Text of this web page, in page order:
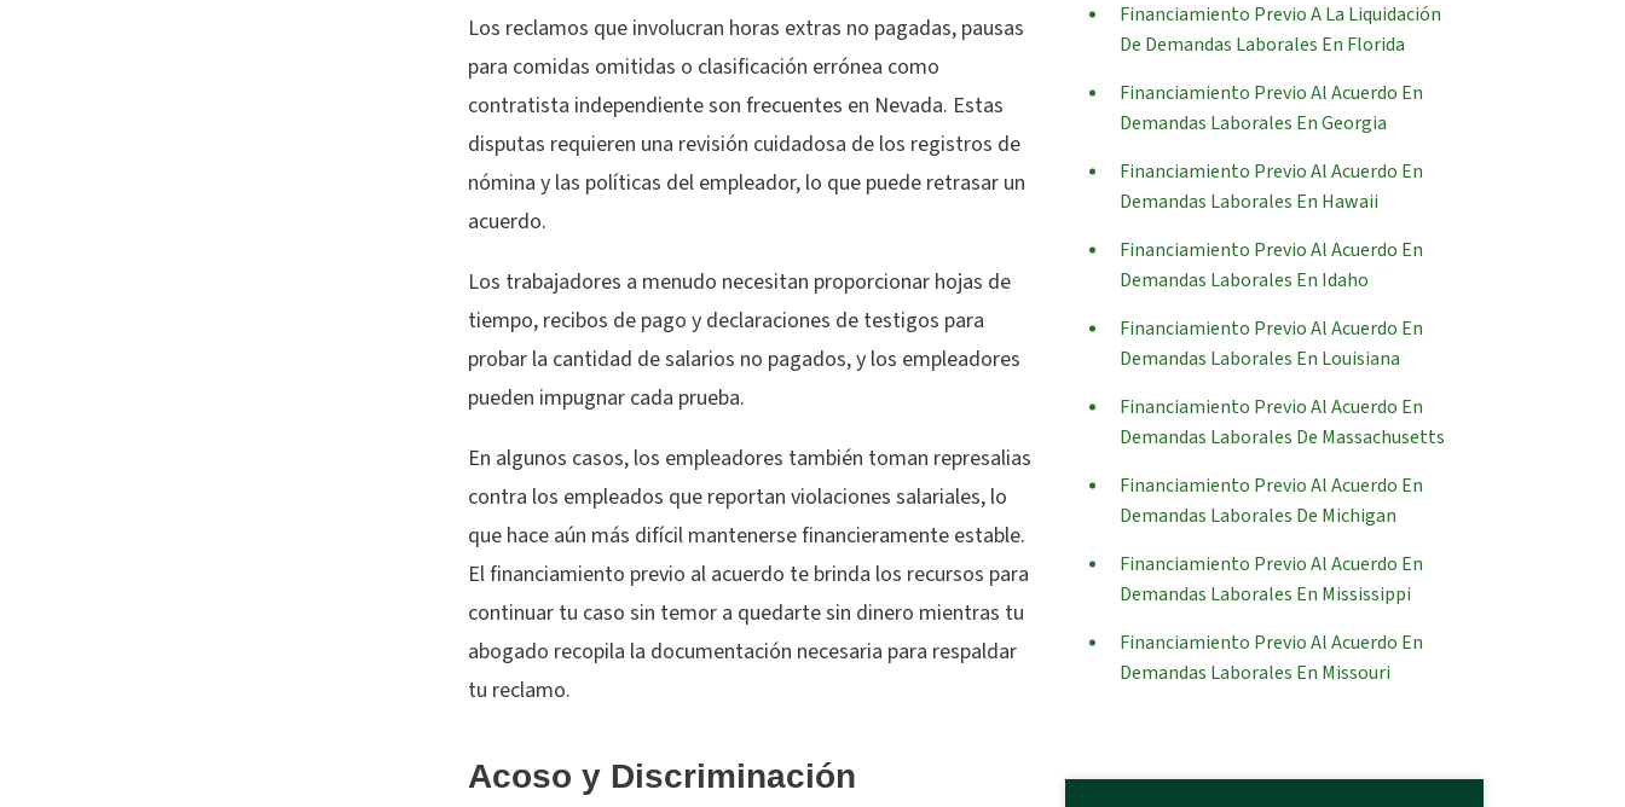
Los reclamos que involucran horas extras no pagadas, pausas
para comidas omitidas o clasificación errónea como
contratista independiente son frecuentes en Nevada. Estas
disputas requieren una revisión cuidadosa de los registros de
nómina y las políticas del empleador, lo que puede retrasar un
acuerdo.
Los trabajadores a menudo necesitan proporcionar hojas de
tiempo, recibos de pago y declaraciones de testigos para
probar la cantidad de salarios no pagados, y los empleadores
pueden impugnar cada prueba.
En algunos casos, los empleadores también toman represalias
contra los empleados que reportan violaciones salariales, lo
que hace aún más difícil mantenerse financieramente estable.
El financiamiento previo al acuerdo te brinda los recursos para
continuar tu caso sin temor a quedarte sin dinero mientras tu
abogado recopila la documentación necesaria para respaldar
tu reclamo.
Acoso y Discriminación
Financiamiento Previo A La Liquidación
De Demandas Laborales En Florida
Financiamiento Previo Al Acuerdo En
Demandas Laborales En Georgia
Financiamiento Previo Al Acuerdo En
Demandas Laborales En Hawaii
Financiamiento Previo Al Acuerdo En
Demandas Laborales En Idaho
Financiamiento Previo Al Acuerdo En
Demandas Laborales En Louisiana
Financiamiento Previo Al Acuerdo En
Demandas Laborales De Massachusetts
Financiamiento Previo Al Acuerdo En
Demandas Laborales De Michigan
Financiamiento Previo Al Acuerdo En
Demandas Laborales En Mississippi
Financiamiento Previo Al Acuerdo En
Demandas Laborales En Missouri